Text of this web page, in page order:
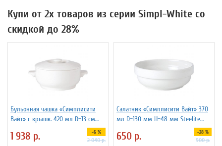
Купи от 2х товаров из серии Simpl-White со
скидкой до 28%
Бульонная чашка «Симплисити
Вайт» с крышк. 420 мл D=13 см
H=8 см L=17 см Steelite 3120375
1 938 р. -6 %
2 040р.
Салатник «Симплисити Вайт» 370
мл D=130 мм H=48 мм Steelite
650 р. -28 %
900р.